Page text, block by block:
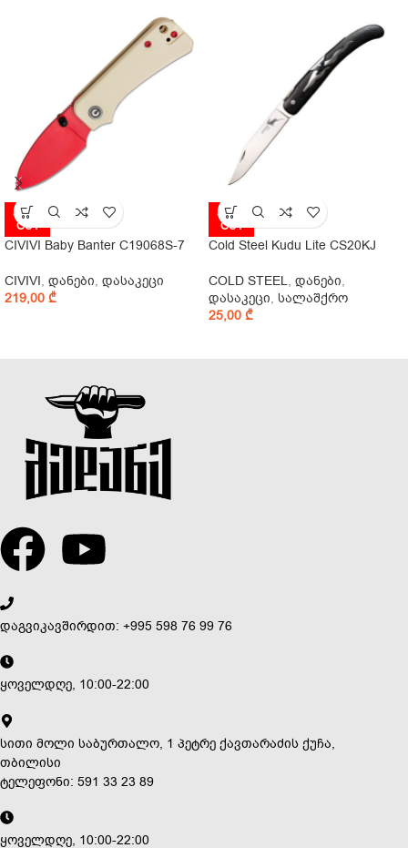
SOLD
OUT
CIVIVI Baby Banter C19068S-7
CIVIVI, დანები, დასაკეცი
219,00 ₾
SOLD
OUT
Cold Steel Kudu Lite CS20KJ
COLD STEEL, დანები,
დასაკეცი, სალაშქრო
25,00 ₾
დაგვიკავშირდით: +995 598 76 99 76
ყოველდღე, 10:00-22:00
სითი მოლი საბურთალო, 1 პეტრე ქავთარაძის ქუჩა,
თბილისი
ტელეფონი: 591 33 23 89
ყოველდღე, 10:00-22:00